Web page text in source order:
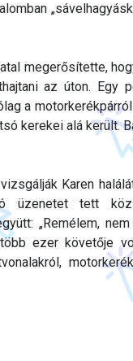
megerősítette,
az úton. Egy
a
kerekei alá került.
Karen
üzenetet tett
„Remélem,
ezer követője